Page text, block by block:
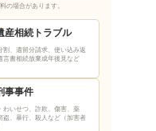
の場合があります。
産相続トラブル
割、遺留分請求、使い込み返
言書相続放棄成年後見など
事事件
わいせつ、詐欺、傷害、薬
盗、暴行、殺人など（加害者